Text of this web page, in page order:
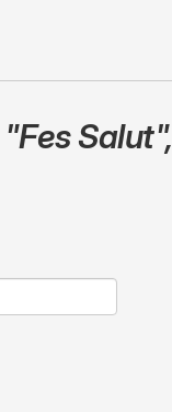
"Fes Salut",